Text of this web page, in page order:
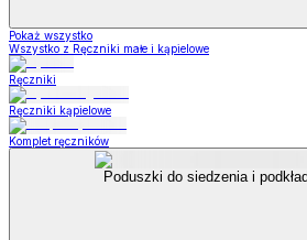
Pokaż wszystko
Wszystko z Ręczniki małe i kąpielowe
Ręczniki
Ręczniki kąpielowe
Komplet ręczników
Poduszki do siedzenia i